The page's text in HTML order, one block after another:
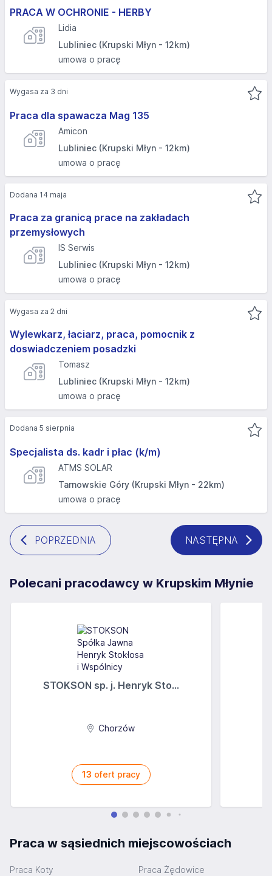
PRACA W OCHRONIE - HERBY
Lidia
Lubliniec (Krupski Młyn - 12km)
umowa o pracę
Praca dla spawacza Mag 135
Amicon
Lubliniec (Krupski Młyn - 12km)
umowa o pracę
Wygasa za 3 dni
Praca za granicą prace na zakładach
przemysłowych
IS Serwis
Lubliniec (Krupski Młyn - 12km)
umowa o pracę
Dodana 14 maja
Wylewkarz, łaciarz, praca, pomocnik z
doswiadczeniem posadzki
Tomasz
Lubliniec (Krupski Młyn - 12km)
umowa o pracę
Wygasa za 2 dni
Specjalista ds. kadr i płac (k/m)
ATMS SOLAR
Tarnowskie Góry (Krupski Młyn - 22km)
umowa o pracę
Dodana 5 sierpnia
POPRZEDNIA NASTĘPNA
Polecani pracodawcy w Krupskim Młynie
STOKSON sp. j. Henryk Sto...
Chorzów
13 ofert pracy
Praca w sąsiednich miejscowościach
Praca Koty Praca Żędowice